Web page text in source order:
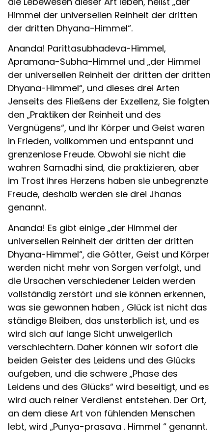
Himmel der universellen Reinheit der dritten
der dritten Dhyana-Himmel“.
Ananda! Parittasubhadeva-Himmel,
Apramana-Subha-Himmel und „der Himmel
der universellen Reinheit der dritten der dritten
Dhyana-Himmel“, und dieses drei Arten
Jenseits des Fließens der Exzellenz, Sie folgten
den „Praktiken der Reinheit und des
Vergnügens“, und ihr Körper und Geist waren
in Frieden, vollkommen und entspannt und
grenzenlose Freude. Obwohl sie nicht die
wahren Samadhi sind, die praktizieren, aber
im Trost ihres Herzens haben sie unbegrenzte
Freude, deshalb werden sie drei Jhanas
genannt.
Ananda! Es gibt einige „der Himmel der
universellen Reinheit der dritten der dritten
Dhyana-Himmel“, die Götter, Geist und Körper
werden nicht mehr von Sorgen verfolgt, und
die Ursachen verschiedener Leiden werden
vollständig zerstört und sie können erkennen,
was sie gewonnen haben , Glück ist nicht das
ständige Bleiben, das unsterblich ist, und es
wird sich auf lange Sicht unweigerlich
verschlechtern. Daher können wir sofort die
beiden Geister des Leidens und des Glücks
aufgeben, und die schwere „Phase des
Leidens und des Glücks“ wird beseitigt, und es
wird auch reiner Verdienst entstehen. Der Ort,
an dem diese Art von fühlenden Menschen
lebt, wird „Punya-prasava . Himmel “ genannt.